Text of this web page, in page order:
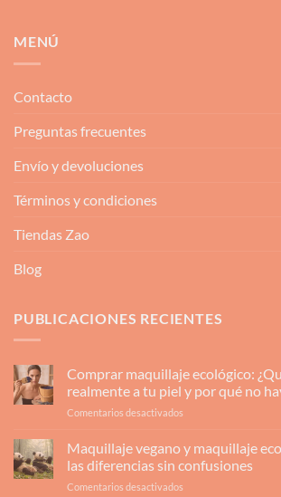
MENÚ
Contacto
Preguntas frecuentes
Envío y devoluciones
Términos y condiciones
Tiendas Zao
Blog
PUBLICACIONES RECIENTES
Comprar maquillaje ecológico:
realmente a tu piel y por qué no
Comentarios desactivados
ecológico:
¿Qué
Maquillaje vegano y maquillaje
las diferencias sin confusiones
Comentarios desactivados